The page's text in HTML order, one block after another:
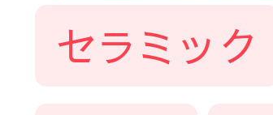
セラミック